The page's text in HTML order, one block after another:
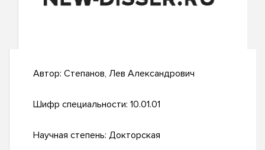
Автор: Степанов, Лев Александрович
Шифр специальности: 10.01.01
Научная степень: Докторская